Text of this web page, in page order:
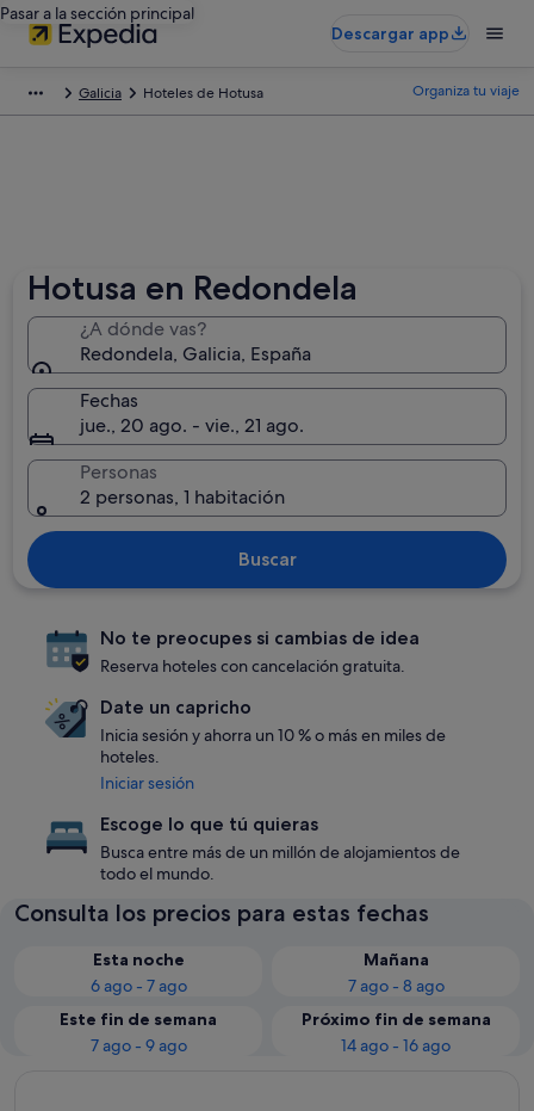
Pasar a la sección principal
Descargar app
Galicia Hoteles de Hotusa Organiza tu viaje
Hotusa en Redondela
¿A dónde vas?
Redondela, Galicia, España
Fechas
jue., 20 ago. - vie., 21 ago.
Personas
2 personas, 1 habitación
Buscar
No te preocupes si cambias de idea
Reserva hoteles con cancelación gratuita.
Date un capricho
Inicia sesión y ahorra un 10 % o más en miles de
hoteles.
Iniciar sesión
Escoge lo que tú quieras
Busca entre más de un millón de alojamientos de
todo el mundo.
Consulta los precios para estas fechas
Esta noche
6 ago - 7 ago
Mañana
7 ago - 8 ago
Este fin de semana
7 ago - 9 ago
Próximo fin de semana
14 ago - 16 ago